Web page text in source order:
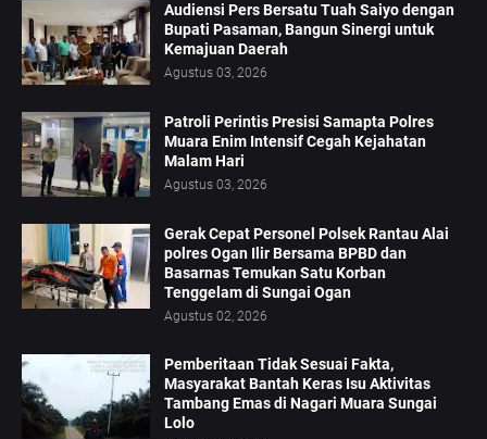
Audiensi Pers Bersatu Tuah Saiyo dengan
Bupati Pasaman, Bangun Sinergi untuk
Kemajuan Daerah
Agustus 03, 2026
Patroli Perintis Presisi Samapta Polres
Muara Enim Intensif Cegah Kejahatan
Malam Hari
Agustus 03, 2026
Gerak Cepat Personel Polsek Rantau Alai
polres Ogan Ilir Bersama BPBD dan
Basarnas Temukan Satu Korban
Tenggelam di Sungai Ogan
Agustus 02, 2026
Pemberitaan Tidak Sesuai Fakta,
Masyarakat Bantah Keras Isu Aktivitas
Tambang Emas di Nagari Muara Sungai
Lolo